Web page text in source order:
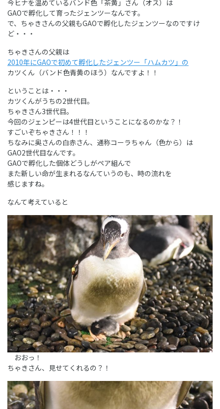
今ヒナを温めているバンド色「茶黄」さん（オス）は
GAOで孵化して育ったジェンツーなんです。
で、ちゃきさんの父親もGAOで孵化したジェンツーなのですけ
ど・・・
ちゃきさんの父親は
2010年にGAOで初めて孵化したジェンツー「ハムカツ」の
カツくん（バンド色青黄のほう）なんですよ！！
ということは・・・
カツくんがうちの2世代目。
ちゃきさん3世代目。
今回のジェンピーは4世代目ということになるのかな？！
すごいぞちゃきさん！！！
ちなみに奥さんの白赤さん、通称コーラちゃん（色から）は
GAO2世代目なんです。
GAOで孵化した個体どうしがペア組んで
また新しい命が生まれるなんていうのも、時の流れを
感じますね。
なんて考えていると
おおっ！
ちゃきさん、見せてくれるの？！